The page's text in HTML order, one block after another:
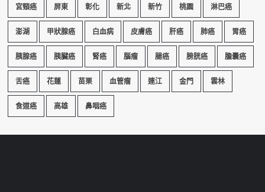
宮頸癌 屏東 彰化 新北 新竹 桃園 淋巴癌
澎湖 甲狀腺癌 白血病 皮膚癌 肝癌 肺癌 胃癌
胰腺癌 胰臟癌 腎癌 腦瘤 腸癌 膀胱癌 膽囊癌
舌癌 花蓮 苗栗 血管瘤 連江 金門 雲林
食道癌 高雄 鼻咽癌